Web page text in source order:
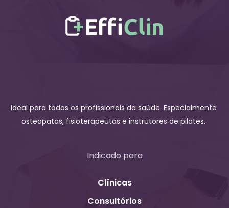
Ideal para todos os profissionais da saúde. Especialmente
osteopatas, fisioterapeutas e instrutores de pilates.
Indicado para
Clínicas
Consultórios